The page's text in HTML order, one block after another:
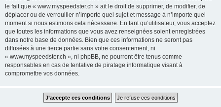
le fait que « www.myspeedster.ch » ait le droit de supprimer, de modifier, de
déplacer ou de verrouiller n’importe quel sujet et message à n’importe quel
moment si nous estimons cela nécessaire. En tant qu’utilisateur, vous acceptez
que toutes les informations que vous avez renseignées soient enregistrées
dans notre base de données. Bien que ces informations ne seront pas
diffusées à une tierce partie sans votre consentement, ni
« www.myspeedster.ch », ni phpBB, ne pourront être tenus comme
responsables en cas de tentative de piratage informatique visant à
compromettre vos données.